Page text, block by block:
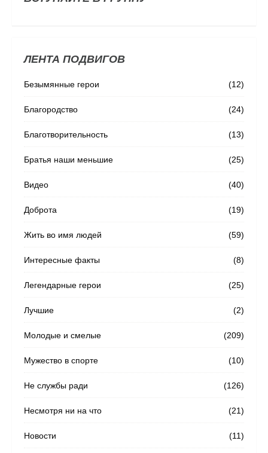
ЛЕНТА ПОДВИГОВ
(12)
Безымянные герои
(24)
Благородство
(13)
Благотворительность
(25)
Братья наши меньшие
(40)
Видео
(19)
Доброта
(59)
Жить во имя людей
(8)
Интересные факты
(25)
Легендарные герои
(2)
Лучшие
(209)
Молодые и смелые
(10)
Мужество в спорте
(126)
Не службы ради
(21)
Несмотря ни на что
(11)
Новости